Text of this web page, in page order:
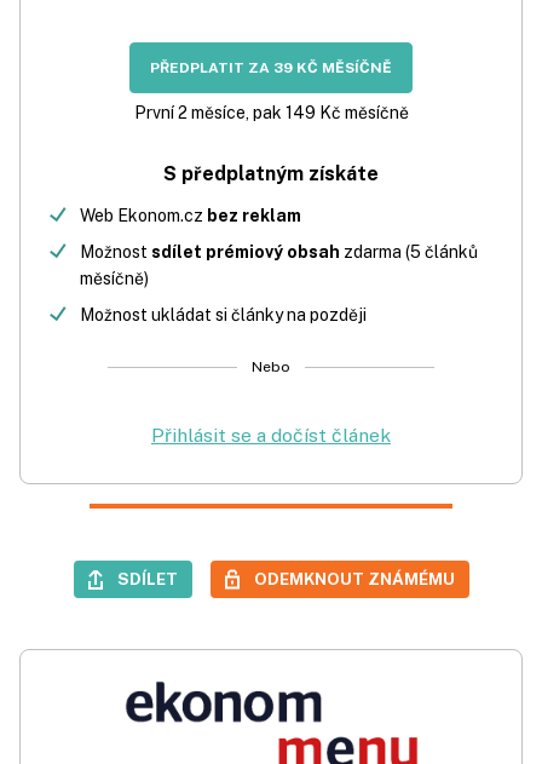
PŘEDPLATIT ZA 39 KČ MĚSÍČNĚ
První 2 měsíce, pak 149 Kč měsíčně
S předplatným získáte
Web Ekonom.cz bez reklam
Možnost sdílet prémiový obsah zdarma (5 článků
měsíčně)
Možnost ukládat si články na později
Nebo
Přihlásit se a dočíst článek
SDÍLET ODEMKNOUT ZNÁMÉMU